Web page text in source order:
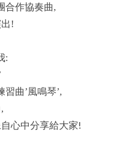
合作協奏曲,
!
:
習曲’風鳴琴’,
,
心中分享給大家!